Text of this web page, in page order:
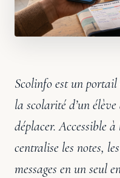
Scolinfo est un
la scolarité d’un
déplacer. Accessible à
centralise les notes,
messages en un seul